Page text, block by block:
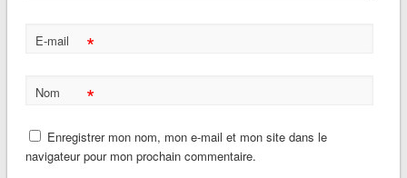
E-mail *
Nom *
Enregistrer mon nom, mon e-mail et mon site dans le
navigateur pour mon prochain commentaire.